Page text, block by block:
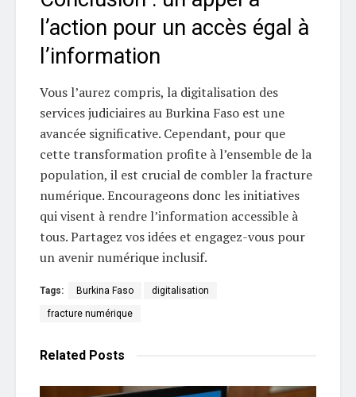
l’action pour un accès égal à
l’information
Vous l’aurez compris, la digitalisation des
services judiciaires au Burkina Faso est une
avancée significative. Cependant, pour que
cette transformation profite à l’ensemble de la
population, il est crucial de combler la fracture
numérique. Encourageons donc les initiatives
qui visent à rendre l’information accessible à
tous. Partagez vos idées et engagez-vous pour
un avenir numérique inclusif.
Tags: Burkina Faso digitalisation
fracture numérique
Related Posts